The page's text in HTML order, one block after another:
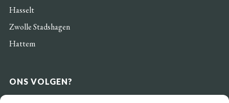
Hasselt
Zwolle Stadshagen
Hattem
ONS VOLGEN?